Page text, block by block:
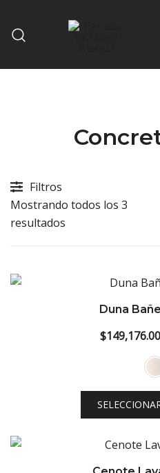
content
Baníssimo
Fine bath design
Filtros
Mostrando todos los 3
resultados
Duna
$149,176.00